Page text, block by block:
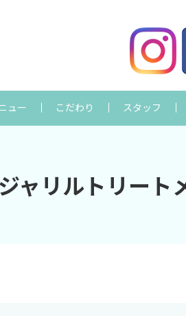
ュー こだわり スタッフ
ジャリルトリート